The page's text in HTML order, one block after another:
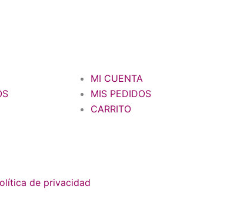
MI CUENTA
MIS PEDIDOS
CARRITO
de privacidad